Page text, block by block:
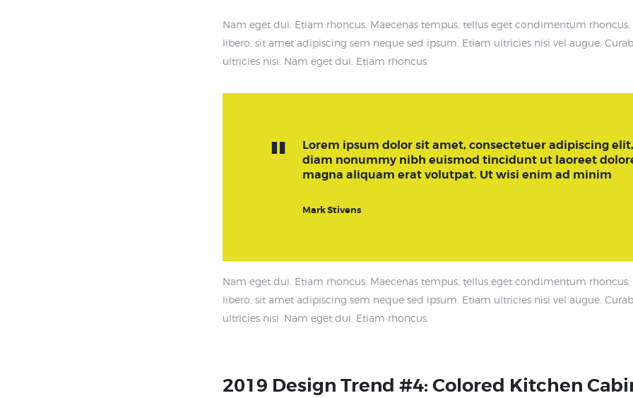
Nam eget dui. Etiam rhoncus. Maecenas tempus, tellus eget condimentum
libero, sit amet adipiscing sem neque sed ipsum. Etiam ultricies nisi vel augue.
ultricies nisi. Nam eget dui. Etiam rhoncus.
Lorem ipsum dolor sit amet, consectetuer adipiscing
diam nonummy nibh euismod tincidunt ut laoreet
magna aliquam erat volutpat. Ut wisi enim ad minim
Mark Stivens
Nam eget dui. Etiam rhoncus. Maecenas tempus, tellus eget condimentum
libero, sit amet adipiscing sem neque sed ipsum. Etiam ultricies nisi vel augue.
ultricies nisi. Nam eget dui. Etiam rhoncus.
2019 Design Trend #4: Colored Kitchen